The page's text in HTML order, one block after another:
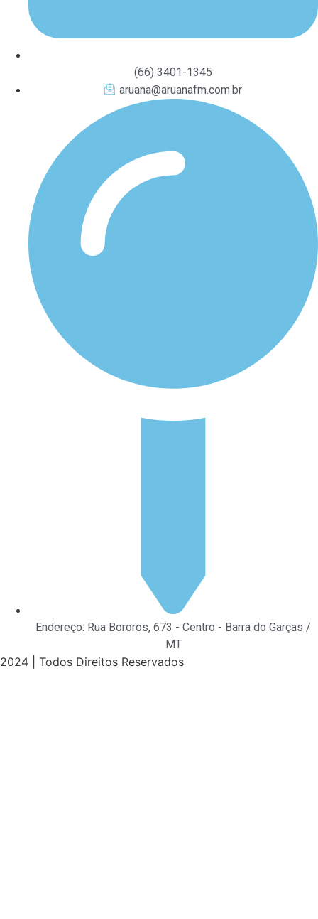
(66) 3401-1345
aruana@aruanafm.com.br
Endereço: Rua Bororos, 673 - Centro - Barra do Garças /
MT
2024 | Todos Direitos Reservados